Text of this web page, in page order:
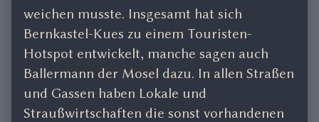
weichen musste. Insgesamt hat sich
Bernkastel-Kues zu einem Touristen-
Hotspot entwickelt, manche sagen auch
Ballermann der Mosel dazu. In allen Straßen
und Gassen haben Lokale und
Straußwirtschaften die sonst vorhandenen